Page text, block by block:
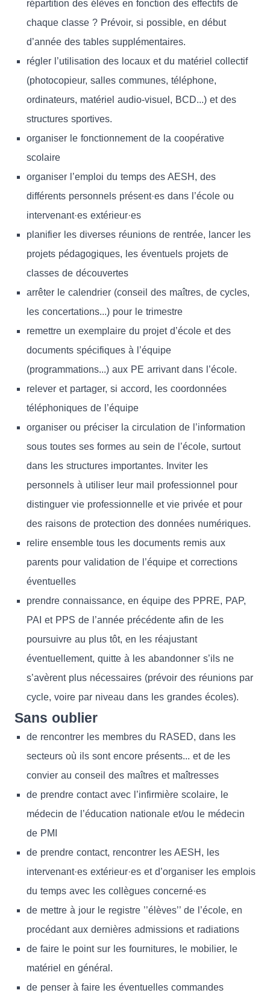
répartition des élèves en fonction des effectifs de
chaque classe ? Prévoir, si possible, en début
d’année des tables supplémentaires.
régler l’utilisation des locaux et du matériel collectif
(photocopieur, salles communes, téléphone,
ordinateurs, matériel audio-visuel, BCD...) et des
structures sportives.
organiser le fonctionnement de la coopérative
scolaire
organiser l’emploi du temps des AESH, des
différents personnels présent·es dans l’école ou
intervenant·es extérieur·es
planifier les diverses réunions de rentrée, lancer les
projets pédagogiques, les éventuels projets de
classes de découvertes
arrêter le calendrier (conseil des maîtres, de cycles,
les concertations...) pour le trimestre
remettre un exemplaire du projet d’école et des
documents spécifiques à l’équipe
(programmations...) aux PE arrivant dans l’école.
relever et partager, si accord, les coordonnées
téléphoniques de l’équipe
organiser ou préciser la circulation de l’information
sous toutes ses formes au sein de l’école, surtout
dans les structures importantes. Inviter les
personnels à utiliser leur mail professionnel pour
distinguer vie professionnelle et vie privée et pour
des raisons de protection des données numériques.
relire ensemble tous les documents remis aux
parents pour validation de l’équipe et corrections
éventuelles
prendre connaissance, en équipe des PPRE, PAP,
PAI et PPS de l’année précédente afin de les
poursuivre au plus tôt, en les réajustant
éventuellement, quitte à les abandonner s’ils ne
s’avèrent plus nécessaires (prévoir des réunions par
cycle, voire par niveau dans les grandes écoles).
Sans oublier
de rencontrer les membres du RASED, dans les
secteurs où ils sont encore présents... et de les
convier au conseil des maîtres et maîtresses
de prendre contact avec l’infirmière scolaire, le
médecin de l’éducation nationale et/ou le médecin
de PMI
de prendre contact, rencontrer les AESH, les
intervenant·es extérieur·es et d’organiser les emplois
du temps avec les collègues concerné·es
de mettre à jour le registre ’’élèves’’ de l’école, en
procédant aux dernières admissions et radiations
de faire le point sur les fournitures, le mobilier, le
matériel en général.
de penser à faire les éventuelles commandes